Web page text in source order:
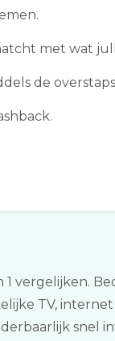
met wat
de
vergelijken.
TV,
snel